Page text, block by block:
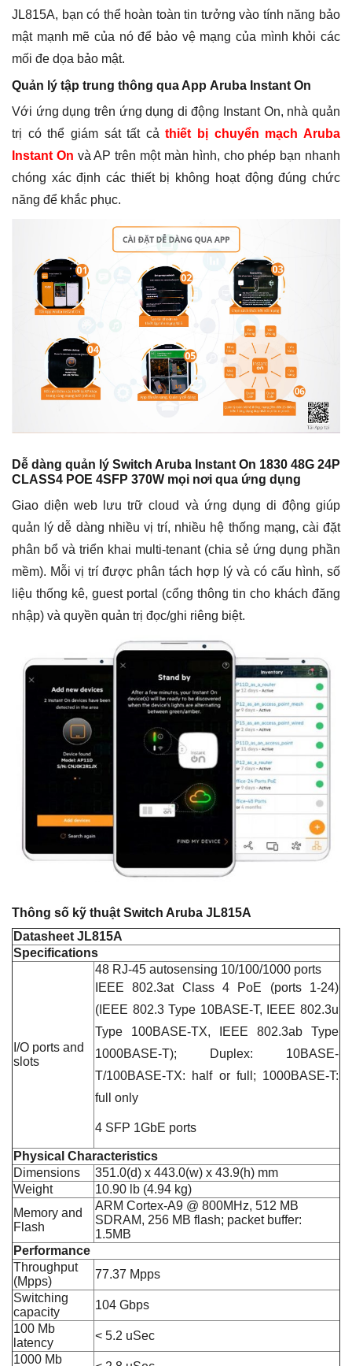
JL815A, bạn có thể hoàn toàn tin tưởng vào tính năng bảo
mật mạnh mẽ của nó để bảo vệ mạng của mình khỏi các
mối đe dọa bảo mật.
Quản lý tập trung thông qua App Aruba Instant On
Với ứng dụng trên ứng dụng di động Instant On, nhà quản
trị có thể giám sát tất cảthiết bị chuyển mạch Aruba
Instant On và AP trên một màn hình, cho phép bạn nhanh
chóng xác định các thiết bị không hoạt động đúng chức
năng để khắc phục.
Dễ dàng quản lý Switch Aruba Instant On 1830 48G 24P
CLASS4 POE 4SFP 370W mọi nơi qua ứng dụng
Giao diện web lưu trữ cloud và ứng dụng di động giúp
quản lý dễ dàng nhiều vị trí, nhiều hệ thống mạng, cài đặt
phân bổ và triển khai multi-tenant (chia sẻ ứng dụng phần
mềm). Mỗi vị trí được phân tách hợp lý và có cấu hình, số
liệu thống kê, guest portal (cổng thông tin cho khách đăng
nhập) và quyền quản trị đọc/ghi riêng biệt.
Thông số kỹ thuật Switch Aruba JL815A
Datasheet JL815A
Specifications
I/O ports and
slots
48 RJ-45 autosensing 10/100/1000 ports
IEEE 802.3at Class 4 PoE (ports 1-24)
(IEEE 802.3 Type 10BASE-T, IEEE 802.3u
Type 100BASE-TX, IEEE 802.3ab Type
1000BASE-T); Duplex: 10BASE-
T/100BASE-TX: half or full; 1000BASE-T:
full only
4 SFP 1GbE ports
Physical Characteristics
Dimensions
351.0(d) x 443.0(w) x 43.9(h) mm
Weight
10.90 lb (4.94 kg)
Memory and
Flash
ARM Cortex-A9 @ 800MHz, 512 MB
SDRAM, 256 MB flash; packet buffer:
1.5MB
Performance
Throughput
(Mpps)
77.37 Mpps
Switching
capacity
104 Gbps
100 Mb
latency
< 5.2 uSec
1000 Mb